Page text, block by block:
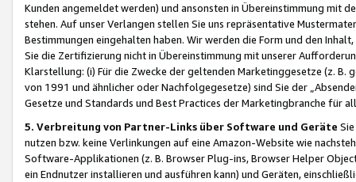
Kunden angemeldet werden) und ansonsten in Übereinstimmung mit
stehen. Auf unser Verlangen stellen Sie uns repräsentative
Bestimmungen eingehalten haben. Wir werden die Form und den
Sie die Zertifizierung nicht in Übereinstimmung mit unserer
Klarstellung: (i) Für die Zwecke der geltenden Marketinggesetze (z. B.
von 1991 und ähnlicher oder Nachfolgegesetze) sind Sie der
Gesetze und Standards und Best Practices der Marketingbranche für
5. Verbreitung von Partner-Links über Software und Geräte
nutzen bzw. keine Verlinkungen auf eine Amazon-Website wie
Software-Applikationen (z. B. Browser Plug-ins, Browser Helper
ein Endnutzer installieren und ausführen kann) und Geräten,